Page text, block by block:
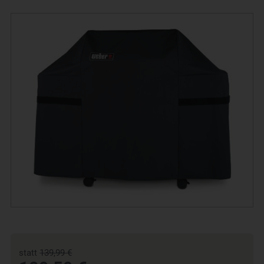
statt 139,99 €